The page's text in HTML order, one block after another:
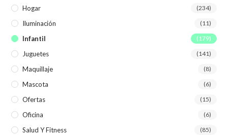
Hogar (234)
Iluminación (11)
Infantil (179)
Juguetes (141)
Maquillaje (8)
Mascota (6)
Ofertas (15)
Oficina (6)
Salud Y Fitness (85)